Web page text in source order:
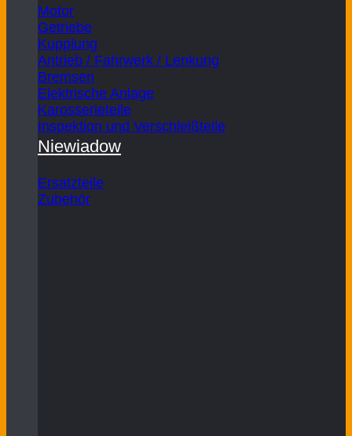
Motor
Getriebe
Kupplung
Antrieb / Fahrwerk / Lenkung
Bremsen
Elektrische Anlage
Karosserieteile
Inspektion und Verschleißteile
Niewiadow
Ersatzteile
Zubehör